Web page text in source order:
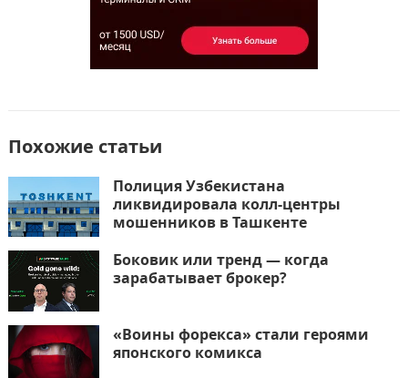
Похожие статьи
Полиция Узбекистана
ликвидировала колл-центры
мошенников в Ташкенте
Боковик или тренд — когда
зарабатывает брокер?
«Воины форекса» стали героями
японского комикса